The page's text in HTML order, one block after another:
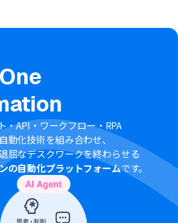
ます。
最短の起動間隔が異なりますので、ご注意
ニプラン以上でご利用いただけるアプリ
す。フリープラン・パーソナルプランの場
るフローボットのオペレーションやデー
ラーとなりますので、ご注意ください。
ームプラン・サクセスプランなどの有料プ
無料トライアルを行うことが可能です。
中には制限対象のアプリを使用すること
・API・ワークフロー・RPA
動化技術を組み合わせ、
屈なデスクワークを終わらせる
の自動化プラットフォームです。